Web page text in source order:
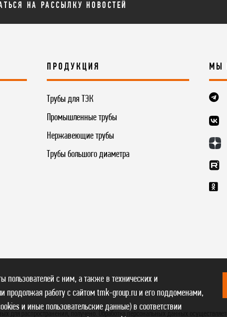
НА РАССЫЛКУ НОВОСТЕЙ
ПРОДУКЦИЯ
Трубы для ТЭК
Промышленные трубы
Нержавеющие трубы
Трубы большого диаметра
МЫ
для распространения, получено. Обработка персональных данных
пользователей с ним, а также в технических и
работу с сайтом tmk-group.ru и его поддоменами,
и иные пользовательские данные) в соответствии